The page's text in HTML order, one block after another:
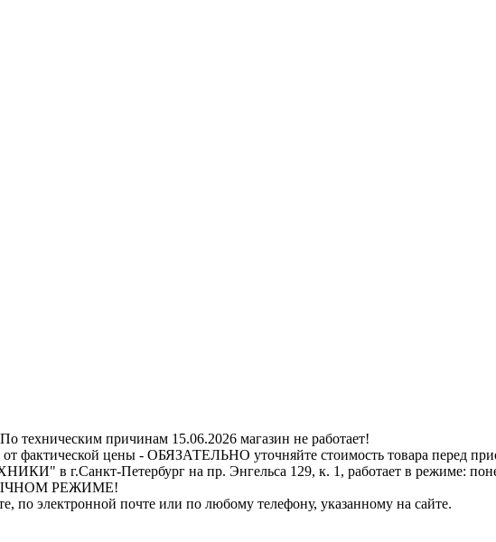
причинам 15.06.2026 магазин не работает!
фактической цены - ОБЯЗАТЕЛЬНО уточняйте стоимость товара перед
г.Санкт-Петербург на пр. Энгельса 129, к. 1, работает в режиме:
РЕЖИМЕ!
по электронной почте или по любому телефону, указанному на сайте.